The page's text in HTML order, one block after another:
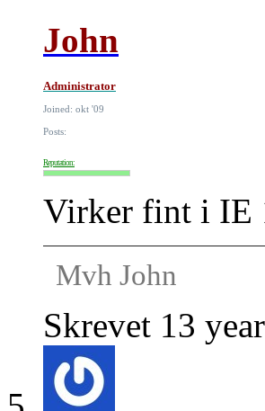
John
Administrator
Joined: okt '09
Posts:
Reputation:
Virker fint i IE
Mvh John
Skrevet 13